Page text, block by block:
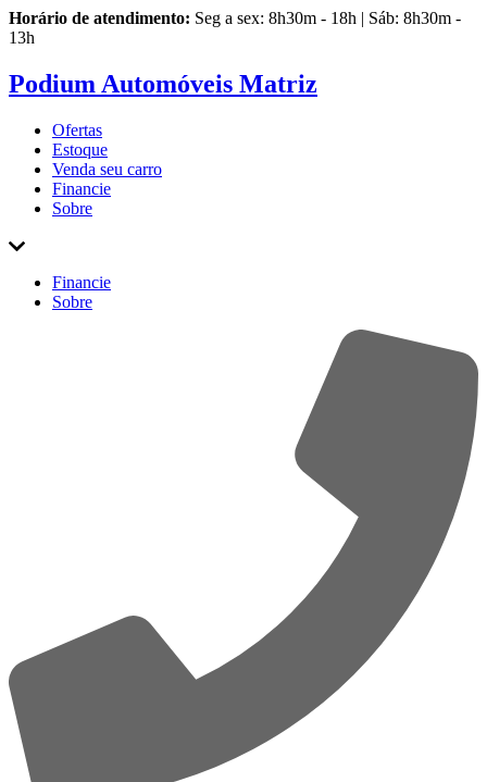
Horário de atendimento: Seg a sex: 8h30m - 18h | Sáb: 8h30m -
13h
Podium Automóveis Matriz
Ofertas
Estoque
Venda seu carro
Financie
Sobre
Financie
Sobre